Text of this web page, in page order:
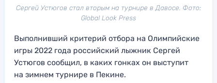
Сергей Устюгов стал вторым на турнире в Давосе. Фото:
Global Look Press
Выполнивший критерий отбора на Олимпийские
игры 2022 года российский лыжник Сергей
Устюгов сообщил, в каких гонках он выступит
на зимнем турнире в Пекине.